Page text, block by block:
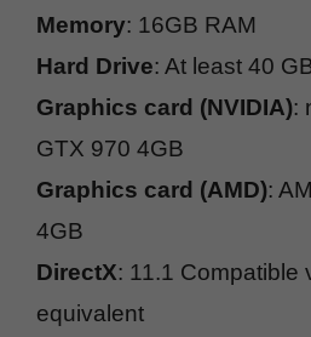
Memory: 16GB RAM
Hard Drive: At least 40
Graphics card (NVIDIA):
GTX 970 4GB
Graphics card (AMD):
4GB
DirectX: 11.1 Compatible
equivalent